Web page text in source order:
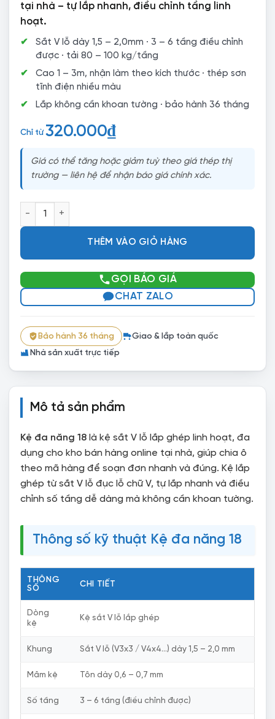
tại nhà – tự lắp nhanh, điều chỉnh tầng linh
hoạt.
Sắt V lỗ dày 1,5 – 2,0mm · 3 – 6 tầng điều chỉnh
được · tải 80 – 100 kg/tầng
Cao 1 – 3m, nhận làm theo kích thước · thép sơn
tĩnh điện nhiều màu
Lắp không cần khoan tường · bảo hành 36 tháng
Chỉ từ320.000₫
Giá có thể tăng hoặc giảm tuỳ theo giá thép thị
trường — liên hệ để nhận báo giá chính xác.
Kệ Sắt V Lỗ Lắp Ghép Cho Kho Bán Hàng Online Tại Nhà
THÊM VÀO GIỎ HÀNG
GỌI BÁO GIÁ
CHAT ZALO
Bảo hành 36 tháng
Giao & lắp toàn quốc
Nhà sản xuất trực tiếp
Mô tả sản phẩm
Kệ đa năng 18 là kệ sắt V lỗ lắp ghép linh hoạt, đa
dụng cho kho bán hàng online tại nhà, giúp chia ô
theo mã hàng để soạn đơn nhanh và đúng. Kệ lắp
ghép từ sắt V lỗ đục lỗ chữ V, tự lắp nhanh và điều
chỉnh số tầng dễ dàng mà không cần khoan tường.
Thông số kỹ thuật Kệ đa năng 18
THÔNG
SỐ
CHI TIẾT
Dòng
kệ
Kệ sắt V lỗ lắp ghép
Khung Sắt V lỗ (V3x3 / V4x4…) dày 1,5 – 2,0 mm
Mâm kệ Tôn dày 0,6 – 0,7 mm
Số tầng 3 – 6 tầng (điều chỉnh được)